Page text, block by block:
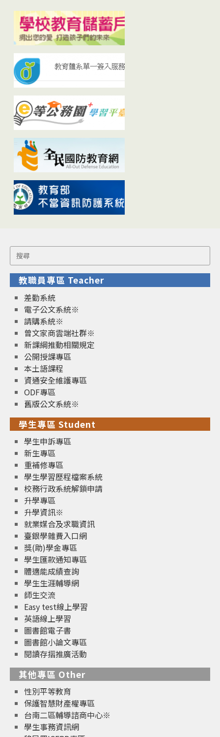
Search
for:
教職員專區 Teacher
差勤系統
電子公文系統※
請購系統※
曾文家商雲端社群※
新課綱推動相關規定
公開授課專區
本土語課程
資通安全維護專區
ODF專區
舊版公文系統※
學生專區 Student
學生申訴專區
新生專區
重補修專區
學生學習歷程檔案系統
校務行政系統解鎖申請
升學專區
升學資訊※
就業媒合及求職資訊
臺銀學雜費入口網
獎(助)學金專區
學生匯款通知專區
體適能成績查詢
學生生涯輔導網
師生交流
Easy test線上學習
英語線上學習
圖書館電子書
圖書館小論文專區
閱讀存摺推廣活動
其他專區 Other
性別平等教育
保護智慧財產權專區
台南二區輔導諮商中心※
學生事務資訊網